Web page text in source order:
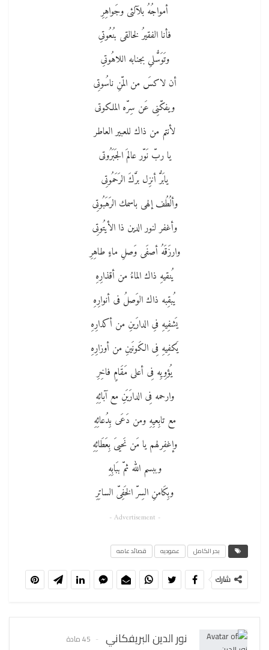
أمواجُهُ بلآلئى وجَواهِرِ
فأنا الفقيرُ لخالقى بنُعُوتىِ
وتَوَسُّلىِ بجنابه اللاهُوتىِ
أن لاكسَ من المّنِ ناسُوتِى
ويفكّنِى عَن سِرّه الملكوتى
لأنتم من ذاك للعبير العاطر
يا ربّ نَوّر عالمَ الجَبَرُوتى
يابَرُّ أنزِل برَّكَ الرَحَمُوتِى
وألُطُف إلهى باسمك الرَهَبُوتِى
وأغفر لنور الدين ذا الأيتُوتِى
وارزَقَهُ أصفَى وَصلِ ماءٍ طاهِرِ
يُنقيهِ ذاك الماءُ من أقذارِهِ
يُبقِبه ذاك الوَصلُ فى أنوارِهِ
يَشفِيهِ فىِ الدارَينِ من أكدارِهِ
يَكفِيهِ فِى الكَونَينِ من أوزارِهِ
يُؤوِيِه فِى أعلى مَقَامٍ فاخِرِ
وارحمه فِى الدارَيَنِ مع آبائِهِ
مع تابِعيِهِ ومن دَعَى بِدُعائِهِ
وإغفِرلهم يا مَن نَحيىَ بِعَطَائِهِ
وببسم الله ثمّ ببَابِهِ
وبِكَامنِ السِرّ الخَفِىّ الساتِرِ
- Advertisement -
بحر الكامل عموديه قصائد عامه
شارك
نور الدين البريفكاني 45 مادة